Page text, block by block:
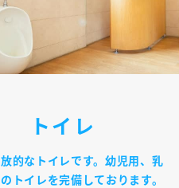
トイレ
的なトイレです。幼児用、乳
トイレを完備しております。